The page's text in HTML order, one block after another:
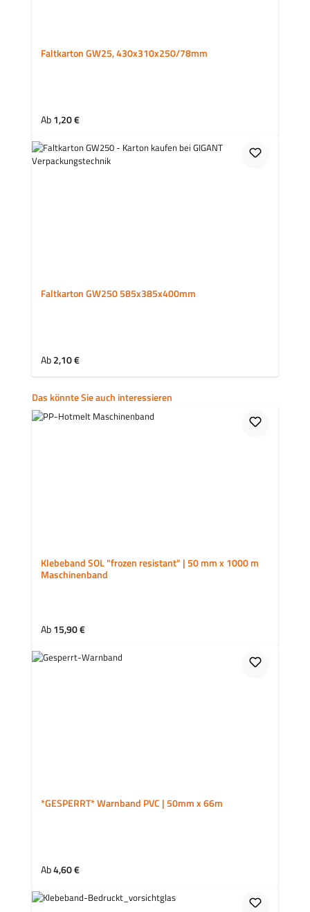
Faltkarton GW25, 430x310x250/78mm
Regulärer Preis:
Ab1,20 €
Faltkarton GW250 585x385x400mm
Regulärer Preis:
Ab2,10 €
Produktgalerie überspringen
Das könnte Sie auch interessieren
Klebeband SOL "frozen resistant" | 50 mm x 1000 m
Maschinenband
Regulärer Preis:
Ab15,90 €
*GESPERRT* Warnband PVC | 50mm x 66m
Regulärer Preis:
Ab4,60 €